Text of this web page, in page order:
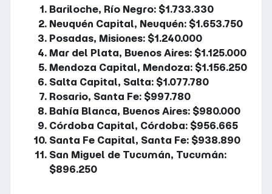
Bariloche, Río Negro: $1.733.330
Neuquén Capital, Neuquén: $1.653.750
Posadas, Misiones: $1.240.000
Mar del Plata, Buenos Aires: $1.125.000
Mendoza Capital, Mendoza: $1.156.250
Salta Capital, Salta: $1.077.780
Rosario, Santa Fe: $997.780
Bahía Blanca, Buenos Aires: $980.000
Córdoba Capital, Córdoba: $956.665
Santa Fe Capital, Santa Fe: $938.890
San Miguel de Tucumán, Tucumán:
$896.250